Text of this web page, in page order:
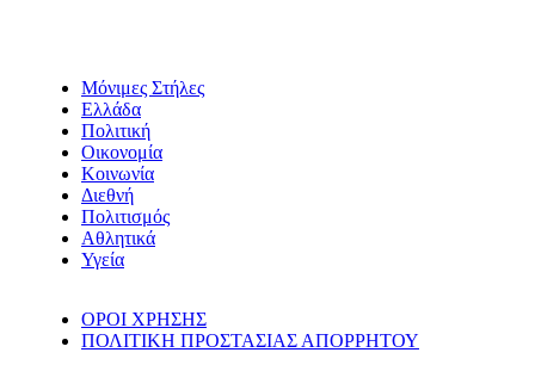
Μόνιμες Στήλες
Ελλάδα
Πολιτική
Οικονομία
Κοινωνία
Διεθνή
Πολιτισμός
Αθλητικά
Υγεία
ΟΡΟΙ ΧΡΗΣΗΣ
ΠΟΛΙΤΙΚΗ ΠΡΟΣΤΑΣΙΑΣ ΑΠΟΡΡΗΤΟΥ